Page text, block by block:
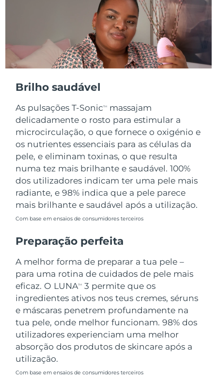
Brilho saudável
As pulsações T-SonicTM
massajam
delicadamente o rosto para estimular a
microcirculação, o que fornece o oxigénio e
os nutrientes essenciais para as células da
pele, e eliminam toxinas, o que resulta
numa tez mais brilhante e saudável. 100%
dos utilizadores indicam ter uma pele mais
radiante, e 98% indica que a pele parece
mais brilhante e saudável após a utilização.
Com base em ensaios de consumidores terceiros
Preparação perfeita
A melhor forma de preparar a tua pele –
para uma rotina de cuidados de pele mais
eficaz. O LUNATM
3 permite que os
ingredientes ativos nos teus cremes, séruns
e máscaras penetrem profundamente na
tua pele, onde melhor funcionam. 98% dos
utilizadores experienciam uma melhor
absorção dos produtos de skincare após a
utilização.
Com base em ensaios de consumidores terceiros